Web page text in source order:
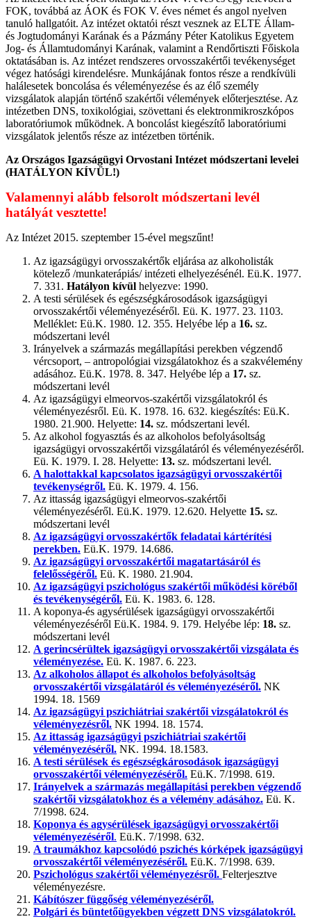
FOK, továbbá az ÁOK és FOK V. éves német és angol nyelven
tanuló hallgatóit. Az intézet oktatói részt vesznek az ELTE Állam-
és Jogtudományi Karának és a Pázmány Péter Katolikus Egyetem
Jog- és Államtudományi Karának, valamint a Rendőrtiszti Főiskola
oktatásában is. Az intézet rendszeres orvosszakértői tevékenységet
végez hatósági kirendelésre. Munkájának fontos része a rendkívüli
halálesetek boncolása és véleményezése és az élő személy
vizsgálatok alapján történő szakértői vélemények előterjesztése. Az
intézetben DNS, toxikológiai, szövettani és elektronmikroszkópos
laboratóriumok működnek. A boncolást kiegészítő laboratóriumi
vizsgálatok jelentős része az intézetben történik.
Az Országos Igazságügyi Orvostani Intézet módszertani levelei
(HATÁLYON KÍVÜL!)
Valamennyi alább felsorolt módszertani levél
hatályát vesztette!
Az Intézet 2015. szeptember 15-ével megszűnt!
Az igazságügyi orvosszakértők eljárása az alkoholisták
kötelező /munkaterápiás/ intézeti elhelyezésénél. Eü.K. 1977.
7. 331. Hatályon kívül helyezve: 1990.
A testi sérülések és egészségkárosodások igazságügyi
orvosszakértői véleményezéséről. Eü. K. 1977. 23. 1103.
Melléklet: Eü.K. 1980. 12. 355. Helyébe lép a 16. sz.
módszertani levél
Irányelvek a származás megállapítási perekben végzendő
vércsoport, – antropológiai vizsgálatokhoz és a szakvélemény
adásához. Eü.K. 1978. 8. 347. Helyébe lép a 17. sz.
módszertani levél
Az igazságügyi elmeorvos-szakértői vizsgálatokról és
véleményezésről. Eü. K. 1978. 16. 632. kiegészítés: Eü.K.
1980. 21.900. Helyette: 14. sz. módszertani levél.
Az alkohol fogyasztás és az alkoholos befolyásoltság
igazságügyi orvosszakértői vizsgálatáról és véleményezéséről.
Eü. K. 1979. I. 28. Helyette: 13. sz. módszertani levél.
A halottakkal kapcsolatos igazságügyi orvosszakértői
tevékenységről. Eü. K. 1979. 4. 156.
Az ittasság igazságügyi elmeorvos-szakértői
véleményezéséről. Eü.K. 1979. 12.620. Helyette 15. sz.
módszertani levél
Az igazságügyi orvosszakértők feladatai kártérítési
perekben. Eü.K. 1979. 14.686.
Az igazságügyi orvosszakértői magatartásáról és
felelősségéről. Eü. K. 1980. 21.904.
Az igazságügyi pszichológus szakértői működési köréből
és tevékenységéről. Eü. K. 1983. 6. 128.
A koponya-és agysérülések igazságügyi orvosszakértői
véleményezéséről Eü.K. 1984. 9. 179. Helyébe lép: 18. sz.
módszertani levél
A gerincsérültek igazságügyi orvosszakértői vizsgálata és
véleményezése. Eü. K. 1987. 6. 223.
Az alkoholos állapot és alkoholos befolyásoltság
orvosszakértői vizsgálatáról és véleményezéséről. NK
1994. 18. 1569
Az igazságügyi pszichiátriai szakértői vizsgálatokról és
véleményezésről. NK 1994. 18. 1574.
Az ittasság igazságügyi pszichiátriai szakértői
véleményezéséről. NK. 1994. 18.1583.
A testi sérülések és egészségkárosodások igazságügyi
orvosszakértői véleményezéséről. Eü.K. 7/1998. 619.
Irányelvek a származás megállapítási perekben végzendő
szakértői vizsgálatokhoz és a vélemény adásához. Eü. K.
7/1998. 624.
Koponya és agysérülések igazságügyi orvosszakértői
véleményezéséről. Eü.K. 7/1998. 632.
A traumákhoz kapcsolódó pszichés kórképek igazságügyi
orvosszakértői véleményezéséről. Eü.K. 7/1998. 639.
Pszichológus szakértői véleményezésről. Felterjesztve
véleményezésre.
Kábítószer függőség véleményezéséről.
Polgári és büntetőügyekben végzett DNS vizsgálatokról.